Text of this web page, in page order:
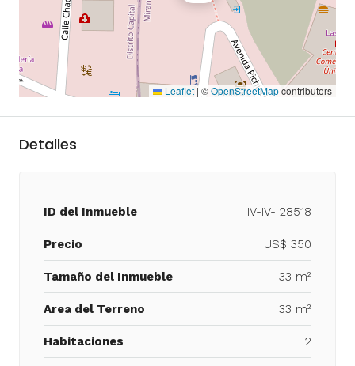
Leaflet| ©OpenStreetMapcontributors
Detalles
ID del Inmueble IV-IV- 28518
Precio US$ 350
Tamaño del Inmueble 33 m²
Area del Terreno 33 m²
Habitaciones 2